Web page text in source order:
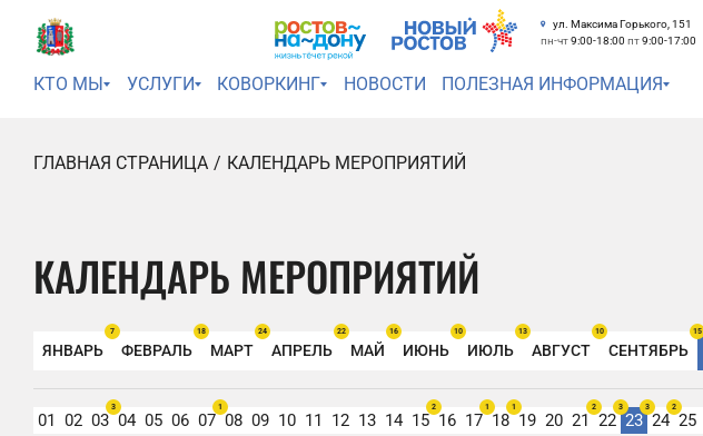
ул. Максима Горького, 151
пн-чт9:00-18:00 пт9:00-17:00
КТО МЫ УСЛУГИ КОВОРКИНГ НОВОСТИ ПОЛЕЗНАЯ ИНФОРМАЦИЯ
ГЛАВНАЯ СТРАНИЦА КАЛЕНДАРЬ МЕРОПРИЯТИЙ
КАЛЕНДАРЬ МЕРОПРИЯТИЙ
ЯНВАРЬ
7
ФЕВРАЛЬ
18
МАРТ
24
АПРЕЛЬ
22
МАЙ
16
ИЮНЬ
10
ИЮЛЬ
13
АВГУСТ
10
СЕНТЯБРЬ
15
01 02 03
3
04 05 06 07
1
08 09 10 11 12 13 14 15
2
16 17
1
18
1
19 20 21
2
22
3
23
3
24
2
25